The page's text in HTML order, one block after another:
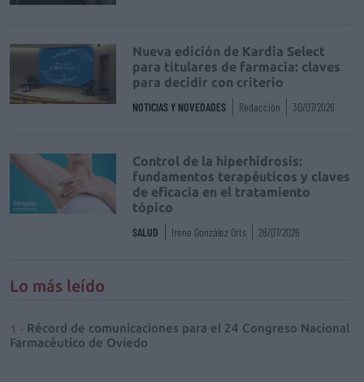
Nueva edición de Kardia Select
para titulares de farmacia: claves
para decidir con criterio
NOTICIAS Y NOVEDADES Redacción 30/07/2026
Control de la hiperhidrosis:
fundamentos terapéuticos y claves
de eficacia en el tratamiento
tópico
SALUD Irene González Orts 28/07/2026
Lo más leído
Récord de comunicaciones para el 24 Congreso Nacional
Farmacéutico de Oviedo